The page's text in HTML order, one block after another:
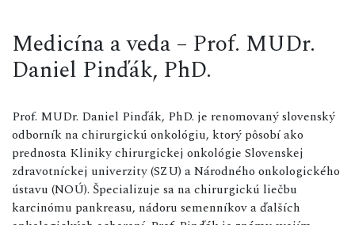
Medicína a veda – Prof. MUDr.
Daniel Pinďák, PhD.
Prof. MUDr. Daniel Pinďák, PhD. je renomovaný slovenský
odborník na chirurgickú onkológiu, ktorý pôsobí ako
prednosta Kliniky chirurgickej onkológie Slovenskej
zdravotníckej univerzity (SZU) a Národného onkologického
ústavu (NOÚ). Špecializuje sa na chirurgickú liečbu
karcinómu pankreasu, nádoru semenníkov a ďalších